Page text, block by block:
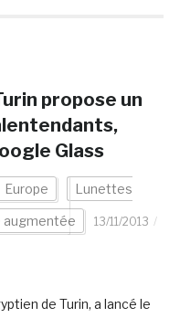
propose un
Glass
Europe Lunettes
augmentée
13/11/2013
de Turin, a lancé le